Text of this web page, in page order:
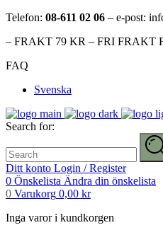
Telefon: 08-611 02 06 – e-post:
– FRAKT 79 KR – FRI FRAKT
FAQ
Svenska
Search for:
Ditt konto Login / Register
0 Önskelista Ändra din önskelista
0 Varukorg 0,00 kr
Inga varor i kundkorgen